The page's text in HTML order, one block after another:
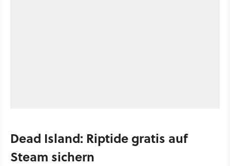
Dead Island: Riptide gratis auf
Steam sichern